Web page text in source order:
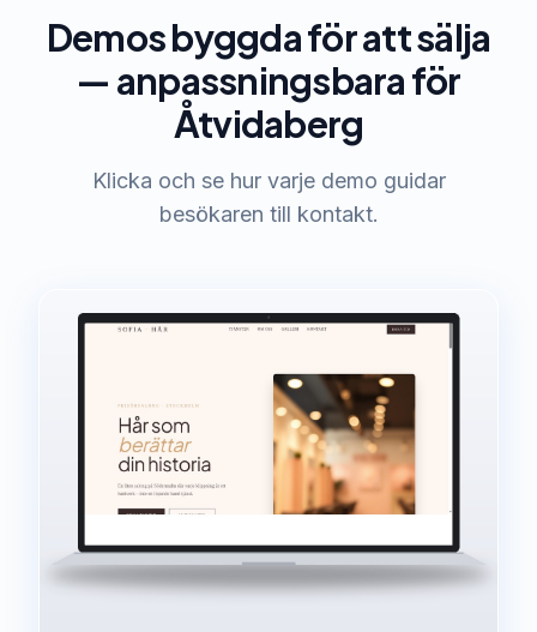
Demos byggda för att sälja
— anpassningsbara för
Åtvidaberg
Klicka och se hur varje demo guidar
besökaren till kontakt.